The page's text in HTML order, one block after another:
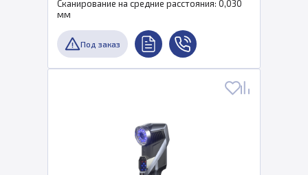
Сканирование на средние расстояния: 0,030
мм
Под заказ